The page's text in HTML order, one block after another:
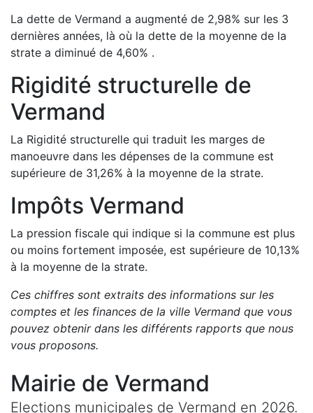
La dette de Vermand a augmenté de 2,98% sur les 3
dernières années, là où la dette de la moyenne de la
strate a diminué de 4,60% .
Rigidité structurelle de
Vermand
La Rigidité structurelle qui traduit les marges de
manoeuvre dans les dépenses de la commune est
supérieure de 31,26% à la moyenne de la strate.
Impôts Vermand
La pression fiscale qui indique si la commune est plus
ou moins fortement imposée, est supérieure de 10,13%
à la moyenne de la strate.
Ces chiffres sont extraits des informations sur les
comptes et les finances de la ville Vermand que vous
pouvez obtenir dans les différents rapports que nous
vous proposons.
Mairie de Vermand
Elections municipales de Vermand en 2026.